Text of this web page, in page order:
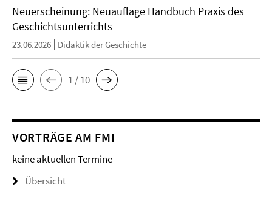
Neuerscheinung: Neuauflage Handbuch Praxis des
Geschichtsunterrichts
23.06.2026 Didaktik der Geschichte
1 / 10
VORTRÄGE AM FMI
keine aktuellen Termine
Übersicht